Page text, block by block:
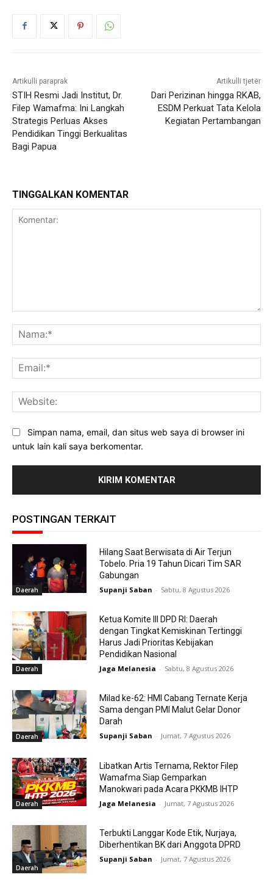
Artikulli paraprak
STIH Resmi Jadi Institut, Dr.
Filep Wamafma: Ini Langkah
Strategis Perluas Akses
Pendidikan Tinggi Berkualitas
Bagi Papua
Artikulli tjetër
Dari Perizinan hingga RKAB,
ESDM Perkuat Tata Kelola
Kegiatan Pertambangan
TINGGALKAN KOMENTAR
Simpan nama, email, dan situs web saya di browser ini
untuk lain kali saya berkomentar.
POSTINGAN TERKAIT
Daerah
Hilang Saat Berwisata di Air Terjun
Tobelo. Pria 19 Tahun Dicari Tim SAR
Gabungan
Supanji Saban - Sabtu, 8 Agustus 2026
Daerah
Ketua Komite III DPD RI: Daerah
dengan Tingkat Kemiskinan Tertinggi
Harus Jadi Prioritas Kebijakan
Pendidikan Nasional
Jaga Melanesia - Sabtu, 8 Agustus 2026
Daerah
Milad ke-62: HMI Cabang Ternate Kerja
Sama dengan PMI Malut Gelar Donor
Darah
Supanji Saban - Jumat, 7 Agustus 2026
Daerah
Libatkan Artis Ternama, Rektor Filep
Wamafma Siap Gemparkan
Manokwari pada Acara PKKMB IHTP
Jaga Melanesia - Jumat, 7 Agustus 2026
Daerah
Terbukti Langgar Kode Etik, Nurjaya,
Diberhentikan BK dari Anggota DPRD
Supanji Saban - Jumat, 7 Agustus 2026